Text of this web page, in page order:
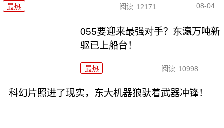
最热 阅读 12171 08-04
055要迎来最强对手？东瀛万吨新
驱已上船台！
最热 阅读 10998
科幻片照进了现实，东大机器狼驮着武器冲锋！